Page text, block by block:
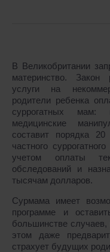
В Великобритании
материнство. Закон
услуги на
родители ребенка
суррогатных мам:
медицинские
составит порядка
частного
учетом оплаты
обследований и
тысячам долларов.
Сурмама имеет
программе и
большинстве случаев,
этом даже
страхует будущих